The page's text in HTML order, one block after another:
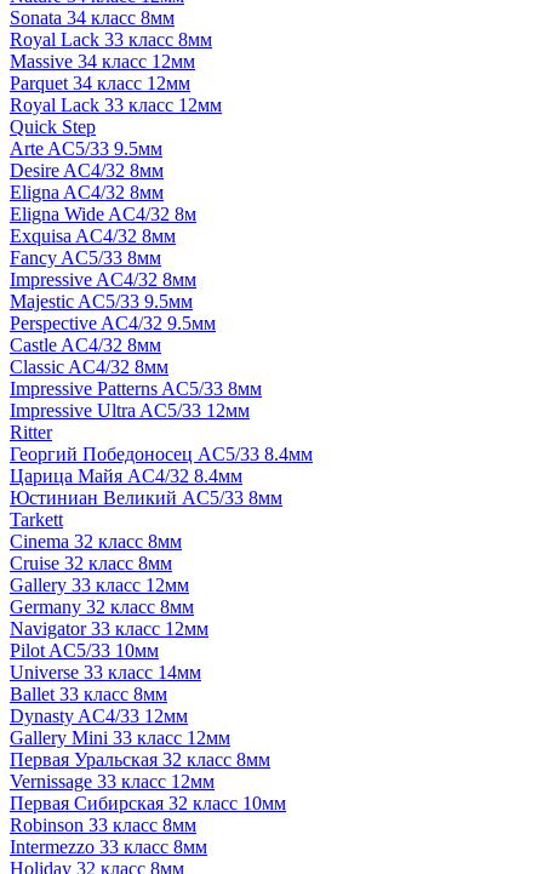
Sonata 34 класс 8мм
Royal Lack 33 класс 8мм
Massive 34 класс 12мм
Parquet 34 класс 12мм
Royal Lack 33 класс 12мм
Quick Step
Arte AC5/33 9.5мм
Desire AC4/32 8мм
Eligna AC4/32 8мм
Eligna Wide AC4/32 8м
Exquisa AC4/32 8мм
Fancy AC5/33 8мм
Impressive AC4/32 8мм
Majestic AC5/33 9.5мм
Perspective AC4/32 9.5мм
Castle AC4/32 8мм
Classic AC4/32 8мм
Impressive Patterns AC5/33 8мм
Impressive Ultra AC5/33 12мм
Ritter
Георгий Победоносец AC5/33 8.4мм
Царица Майя AC4/32 8.4мм
Юстиниан Великий AC5/33 8мм
Tarkett
Cinema 32 класс 8мм
Cruise 32 класс 8мм
Gallery 33 класс 12мм
Germany 32 класс 8мм
Navigator 33 класс 12мм
Pilot AC5/33 10мм
Universe 33 класс 14мм
Ballet 33 класс 8мм
Dynasty AC4/33 12мм
Gallery Mini 33 класс 12мм
Первая Уральская 32 класс 8мм
Vernissage 33 класс 12мм
Первая Сибирская 32 класс 10мм
Robinson 33 класс 8мм
Intermezzo 33 класс 8мм
Holiday 32 класс 8мм